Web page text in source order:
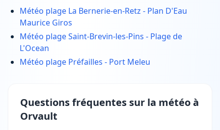
Météo plage La Bernerie-en-Retz - Plan D'Eau
Maurice Giros
Météo plageSaint-Brevin-les-Pins - Plage de
L'Ocean
Météo plage Préfailles - Port Meleu
Questions fréquentes sur la météo à
Orvault